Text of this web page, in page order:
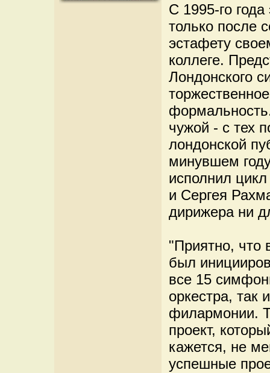
С 1995-го
только после
эстафету
коллеге.
Лондонского
чужой - с тех
лондонской
минувшем
исполнил
и Сергея
дирижера ни
"Приятно, что
был
все 15
оркестра, так
филармонии.
проект,
кажется, не
успешные